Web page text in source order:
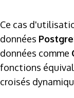
Ce cas
données
données comme
fonctions
croisés